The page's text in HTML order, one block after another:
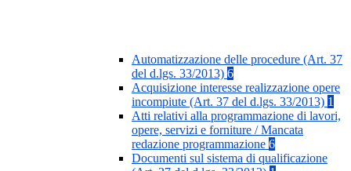
Automatizzazione delle procedure (Art. 37
del d.lgs. 33/2013) 6
Acquisizione interesse realizzazione opere
incompiute (Art. 37 del d.lgs. 33/2013) 1
Atti relativi alla programmazione di lavori,
opere, servizi e forniture / Mancata
redazione programmazione 6
Documenti sul sistema di qualificazione